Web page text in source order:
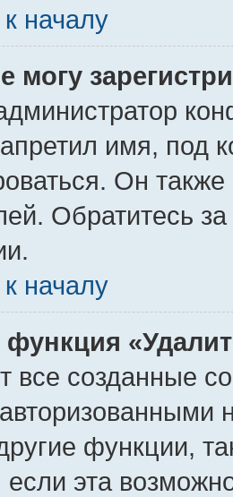
началу
могу
имя, под
Он
Обратитесь
началу
функция
все созданные
функции,
эта